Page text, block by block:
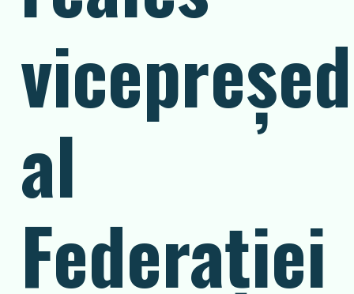
al
Federației